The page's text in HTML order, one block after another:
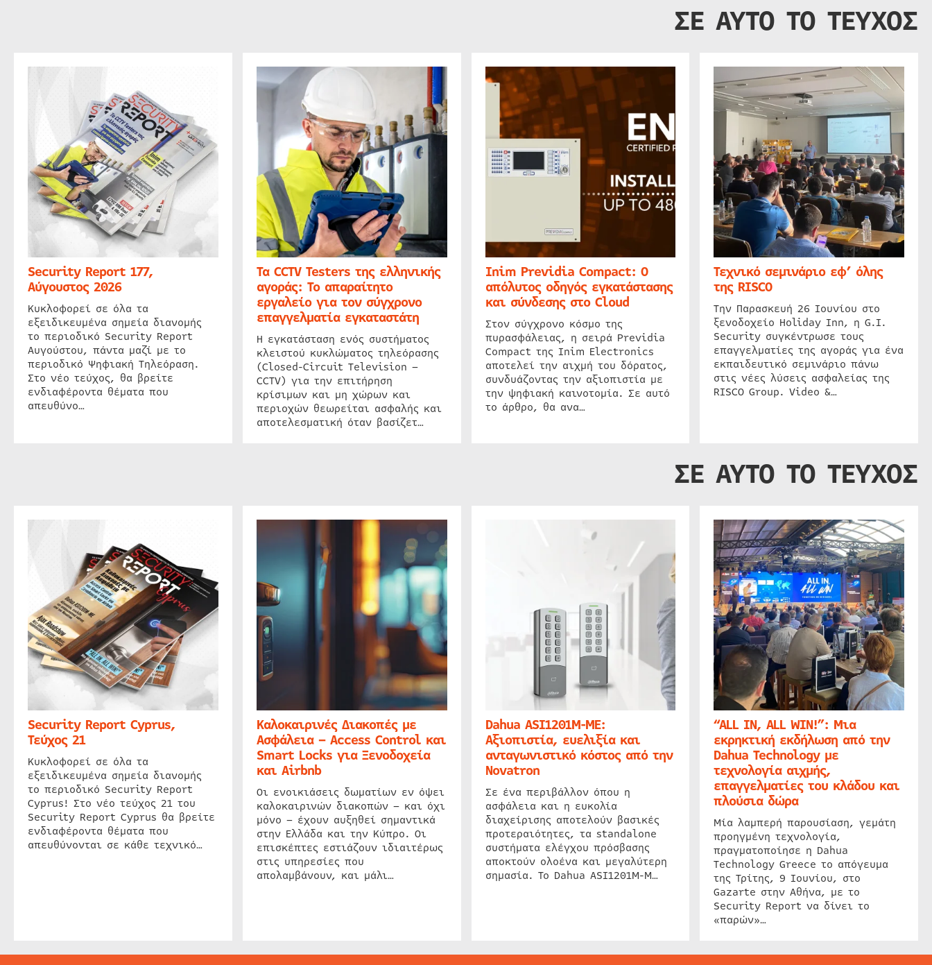
ΣΕ ΑΥΤΟ ΤΟ ΤΕΥΧΟΣ
Security Report 177,
Αύγουστος 2026
Κυκλοφορεί σε όλα τα
εξειδικευμένα σημεία διανομής
το περιοδικό Security Report
Αυγούστου, πάντα μαζί με το
περιοδικό Ψηφιακή Τηλεόραση.
Στο νέο τεύχος, θα βρείτε
ενδιαφέροντα θέματα που
απευθύνο…
Τα CCTV Testers της ελληνικής
αγοράς: Το απαραίτητο
εργαλείο για τον σύγχρονο
επαγγελματία εγκαταστάτη
Η εγκατάσταση ενός συστήματος
κλειστού κυκλώματος τηλεόρασης
(Closed-Circuit Television –
CCTV) για την επιτήρηση
κρίσιμων και μη χώρων και
περιοχών θεωρείται ασφαλής και
αποτελεσματική όταν βασίζετ…
Inim Previdia Compact: Ο
απόλυτος οδηγός εγκατάστασης
και σύνδεσης στο Cloud
Στον σύγχρονο κόσμο της
πυρασφάλειας, η σειρά Previdia
Compact της Inim Electronics
αποτελεί την αιχμή του δόρατος,
συνδυάζοντας την αξιοπιστία με
την ψηφιακή καινοτομία. Σε αυτό
το άρθρο, θα ανα…
Τεχνικό σεμινάριο εφ’ όλης
της RISCO
Την Παρασκευή 26 Ιουνίου στο
ξενοδοχείο Holiday Inn, η G.I.
Security συγκέντρωσε τους
επαγγελματίες της αγοράς για ένα
εκπαιδευτικό σεμινάριο πάνω
στις νέες λύσεις ασφαλείας της
RISCO Group. Video &…
ΣΕ ΑΥΤΟ ΤΟ ΤΕΥΧΟΣ
Security Report Cyprus,
Τεύχος 21
Κυκλοφορεί σε όλα τα
εξειδικευμένα σημεία διανομής
το περιοδικό Security Report
Cyprus! Στο νέο τεύχος 21 του
Security Report Cyprus θα βρείτε
ενδιαφέροντα θέματα που
απευθύνονται σε κάθε τεχνικό…
Καλοκαιρινές Διακοπές με
Ασφάλεια – Access Control και
Smart Locks για Ξενοδοχεία
και Airbnb
Οι ενοικιάσεις δωματίων εν όψει
καλοκαιρινών διακοπών – και όχι
μόνο – έχουν αυξηθεί σημαντικά
στην Ελλάδα και την Κύπρο. Οι
επισκέπτες εστιάζουν ιδιαιτέρως
στις υπηρεσίες που
απολαμβάνουν, και μάλι…
Dahua ASI1201M-ME:
Αξιοπιστία, ευελιξία και
ανταγωνιστικό κόστος από την
Novatron
Σε ένα περιβάλλον όπου η
ασφάλεια και η ευκολία
διαχείρισης αποτελούν βασικές
προτεραιότητες, τα standalone
συστήματα ελέγχου πρόσβασης
αποκτούν ολοένα και μεγαλύτερη
σημασία. Το Dahua ASI1201M-M…
“ALL IN, ALL WIN!”: Μια
εκρηκτική εκδήλωση από την
Dahua Technology με
τεχνολογία αιχμής,
επαγγελματίες του κλάδου και
πλούσια δώρα
Μία λαμπερή παρουσίαση, γεμάτη
προηγμένη τεχνολογία,
πραγματοποίησε η Dahua
Technology Greece το απόγευμα
της Τρίτης, 9 Ιουνίου, στο
Gazarte στην Αθήνα, με το
Security Report να δίνει το
«παρών»…